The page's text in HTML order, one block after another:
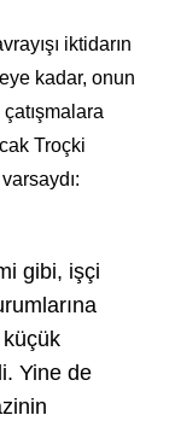
iktidarın
kadar, onun
Troçki
gibi, işçi
küçük
Yine de